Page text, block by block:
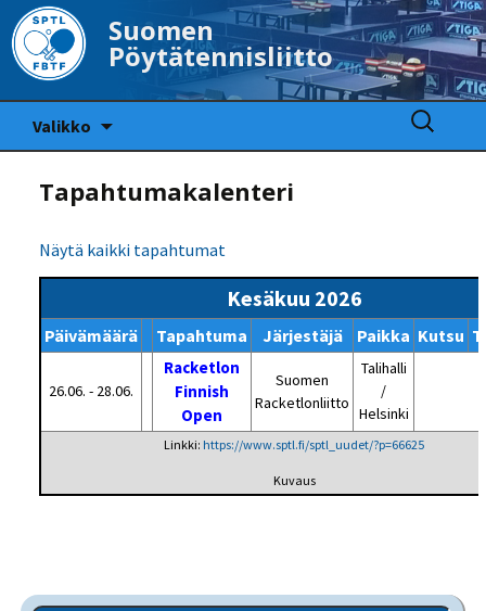
Suomen
Pöytätennisliitto
Valikko
Haku:
Tapahtumakalenteri
Näytä kaikki tapahtumat
Kesäkuu 2026
Päivämäärä Tapahtuma Järjestäjä Paikka Kutsu
26.06. - 28.06.
Racketlon
Finnish
Open
Suomen
Racketlonliitto
Talihalli
/
Helsinki
Linkki: https://www.sptl.fi/sptl_uudet/?p=66625
Kuvaus